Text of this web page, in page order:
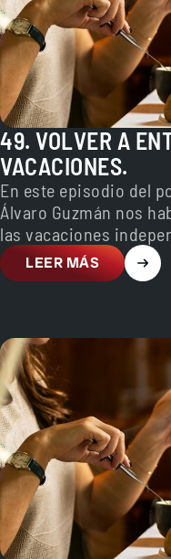
49. VOLVER A
VACACIONES.
En este episodio del
Álvaro Guzmán nos
las vacaciones
objetivo es ganar…
LEER MÁS